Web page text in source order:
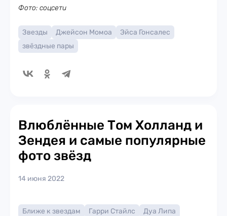
Фото: соцсети
Звезды Джейсон Момоа
Эйса Гонсалес
звёздные пары
Влюблённые Том Холланд и
Зендея и самые популярные
фото звёзд
14 июня 2022
Ближе к звездам Гарри Стайлс
Дуа Липа